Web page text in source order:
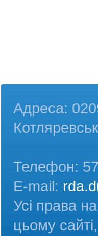
Адреса:
Телефон:
E-mail:
Усі права
цьому сайті,